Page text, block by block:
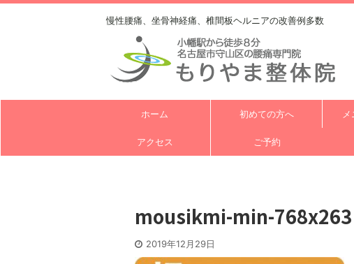
慢性腰痛、坐骨神経痛、椎間板ヘルニアの改善例多数
ホーム 初めての方へ
アクセス ご予約
mousikmi-min-768x263
2019年12月29日